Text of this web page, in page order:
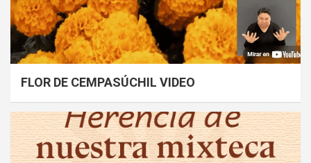
FLOR DE CEMPASÚCHIL VIDEO